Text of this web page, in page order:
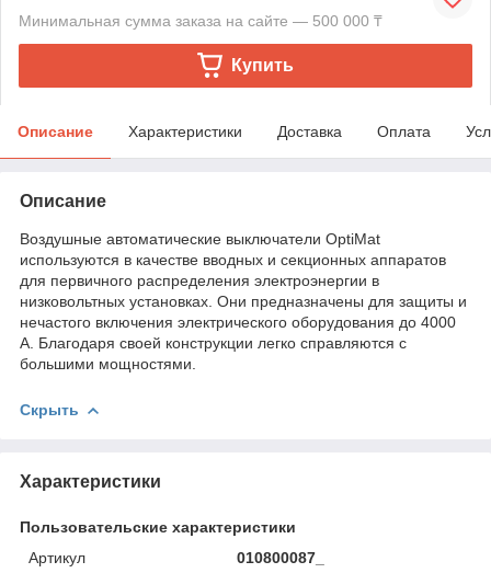
Минимальная сумма заказа на сайте — 500 000 ₸
Купить
Описание Характеристики Доставка Оплата
Описание
Воздушные автоматические выключатели OptiMat
используются в качестве вводных и секционных аппаратов
для первичного распределения электроэнергии в
низковольтных установках. Они предназначены для защиты и
нечастого включения электрического оборудования до 4000
A. Благодаря своей конструкции легко справляются с
большими мощностями.
Скрыть
Характеристики
Пользовательские характеристики
Артикул
010800087_